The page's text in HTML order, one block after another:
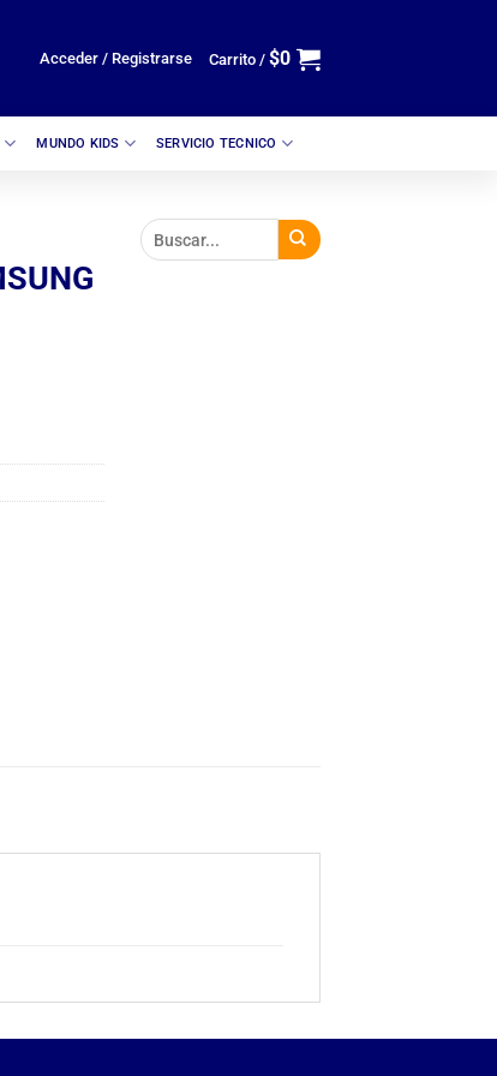
Acceder / Registrarse Carrito / $0
MUNDO KIDS SERVICIO TECNICO